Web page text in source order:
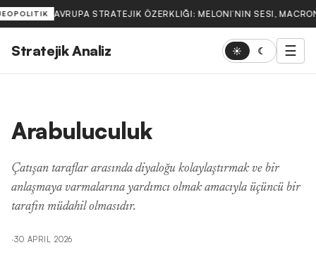
AVRUPA STRATEJIK ÖZERKLIĞI: MELONI’NIN SESI,
Stratejik Analiz ☀ ☾ ☰
Arabuluculuk
Çatışan taraflar arasında diyaloğu kolaylaştırmak ve bir
anlaşmaya varmalarına yardımcı olmak amacıyla üçüncü bir
tarafın müdahil olmasıdır.
·30 APRIL 2026